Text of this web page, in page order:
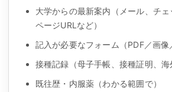
大学からの最新案内（メール、チ
ページURLなど）
記入が必要なフォーム（PDF／画像
接種記録（母子手帳、接種証明、海
既往歴・内服薬（わかる範囲で）